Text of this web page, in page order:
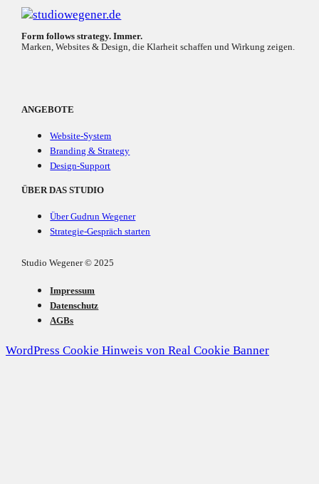
Form follows strategy. Immer.
Marken, Websites & Design, die Klarheit schaffen und Wirkung zeigen.
ANGEBOTE
Website-System
Branding & Strategy
Design-Support
ÜBER DAS STUDIO
Über Gudrun Wegener
Strategie-Gespräch starten
Studio Wegener © 2025
Impressum
Datenschutz
AGBs
WordPress Cookie Hinweis von Real Cookie Banner